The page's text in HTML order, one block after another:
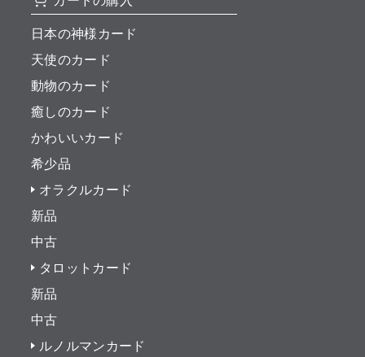
日本の神様カード
天使のカード
動物のカード
癒しのカード
かわいいカード
希少品
オラクルカード
新品
中古
タロットカード
新品
中古
ルノルマンカード